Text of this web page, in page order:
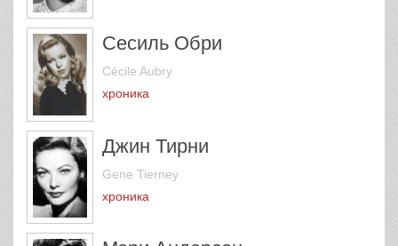
Сесиль Обри
Cécile Aubry
хроника
Джин Тирни
Gene Tierney
хроника